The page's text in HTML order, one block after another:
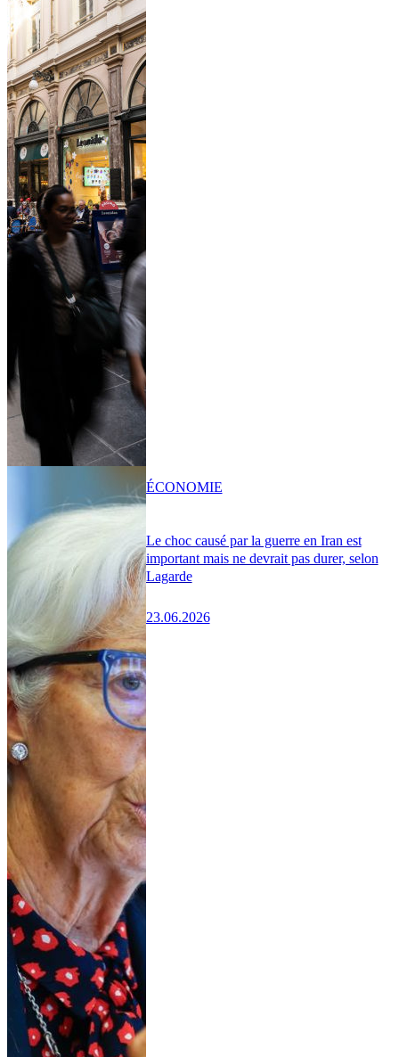
Le choc causé par la guerre en Iran est
important mais ne devrait pas durer, selon
Lagarde
23.06.2026
ÉCONOMIE